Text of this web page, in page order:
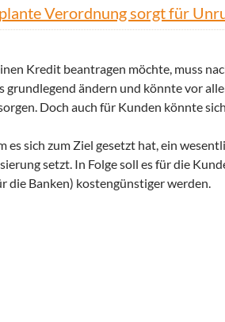
Verordnung sorgt für
Kredit beantragen möchte, muss
ändern und könnte vor
Doch auch für Kunden könnte
sich zum Ziel gesetzt hat, ein
setzt. In Folge soll es für die
die Banken) kostengünstiger werden.
sorgt für Unruhe